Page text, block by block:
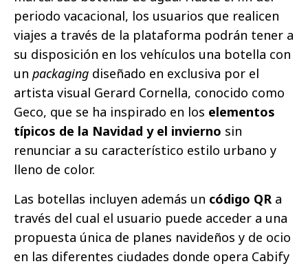
periodo vacacional, los usuarios que realicen
viajes a través de la plataforma podrán tener a
su disposición en los vehículos una botella con
un packaging diseñado en exclusiva por el
artista visual Gerard Cornella, conocido como
Geco, que se ha inspirado en los elementos
típicos de la Navidad y el invierno sin
renunciar a su característico estilo urbano y
lleno de color.
Las botellas incluyen además un código QR a
través del cual el usuario puede acceder a una
propuesta única de planes navideños y de ocio
en las diferentes ciudades donde opera Cabify